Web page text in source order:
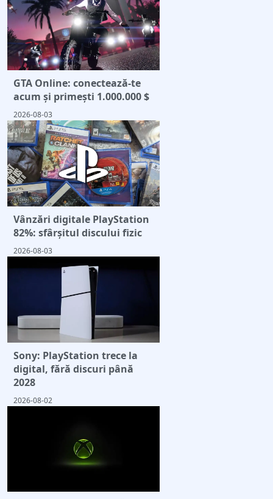
GTA Online: conectează-te
acum și primești 1.000.000 $
2026-08-03
Vânzări digitale PlayStation
82%: sfârșitul discului fizic
2026-08-03
Sony: PlayStation trece la
digital, fără discuri până
2028
2026-08-02